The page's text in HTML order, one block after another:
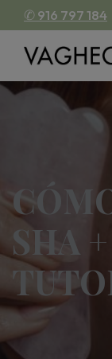
✆ 916 797 184
SHA